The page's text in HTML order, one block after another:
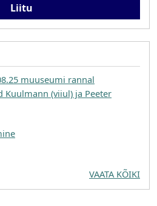
muuseumi rannal
Kuulmann (viiul) ja Peeter
VAATA KÕIKI